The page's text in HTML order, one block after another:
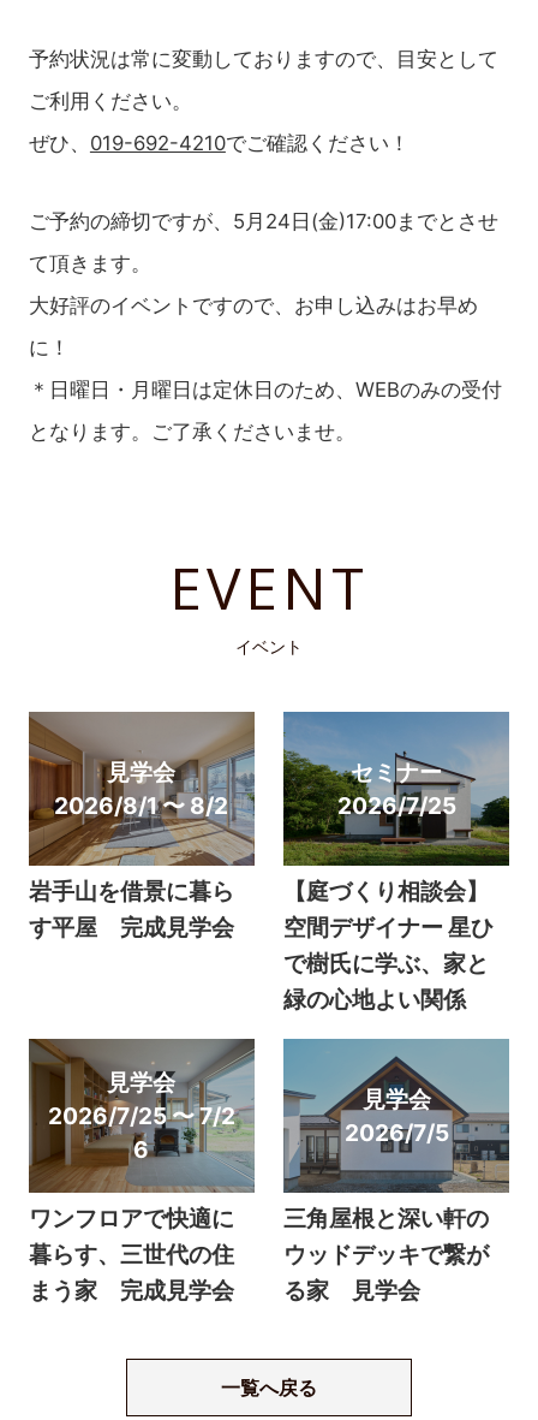
予約状況は常に変動しておりますので、目安として
ご利用ください。
ぜひ、 019-692-4210でご確認ください！
ご予約の締切ですが、5月24日(金)17:00までとさせ
て頂きます。
大好評のイベントですので、お申し込みはお早め
に！
＊日曜日・月曜日は定休日のため、WEBのみの受付
となります。ご了承くださいませ。
EVENT
イベント
見学会
2026/8/1 〜 8/2
岩手山を借景に暮ら
す平屋 完成見学会
セミナー
2026/7/25
【庭づくり相談会】
空間デザイナー 星ひ
で樹氏に学ぶ、家と
緑の心地よい関係
見学会
2026/7/25 〜 7/2
6
ワンフロアで快適に
暮らす、三世代の住
まう家 完成見学会
見学会
2026/7/5
三角屋根と深い軒の
ウッドデッキで繋が
る家 見学会
一覧へ戻る